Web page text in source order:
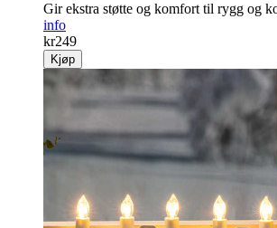
Gir ekstra støtte og komfort til rygg og
info
kr249
Kjøp